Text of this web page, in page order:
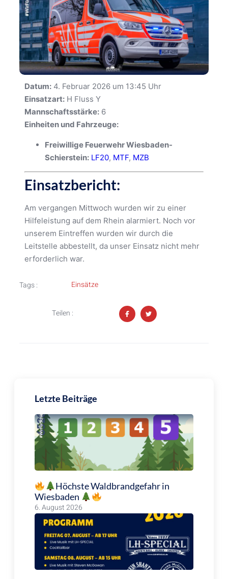
Datum: 4. Februar 2026 um 13:45 Uhr
Einsatzart: H Fluss Y
Mannschaftsstärke: 6
Einheiten und Fahrzeuge:
Freiwillige Feuerwehr Wiesbaden-
Schierstein: LF20, MTF, MZB
Einsatzbericht:
Am vergangen Mittwoch wurden wir zu einer
Hilfeleistung auf dem Rhein alarmiert. Noch vor
unserem Eintreffen wurden wir durch die
Leitstelle abbestellt, da unser Einsatz nicht mehr
erforderlich war.
Tags : Einsätze
Teilen :
Letzte Beiträge
Höchste Waldbrandgefahr in
Wiesbaden
6. August 2026